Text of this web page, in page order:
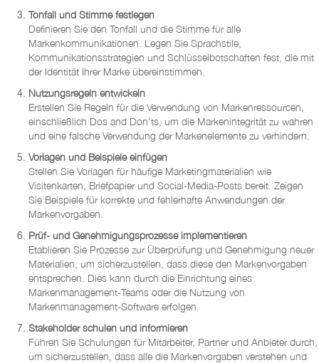
Tonfall und Stimme festlegen
Definieren Sie den Tonfall und die Stimme für alle
Markenkommunikationen. Legen Sie Sprachstile,
Kommunikationsstrategien und Schlüsselbotschaften fest, die mit
der Identität Ihrer Marke übereinstimmen.
Nutzungsregeln entwickeln
Erstellen Sie Regeln für die Verwendung von Markenressourcen,
einschließlich Dos and Don'ts, um die Markenintegrität zu wahren
und eine falsche Verwendung der Markenelemente zu verhindern.
Vorlagen und Beispiele einfügen
Stellen Sie Vorlagen für häufige Marketingmaterialien wie
Visitenkarten, Briefpapier und Social-Media-Posts bereit. Zeigen
Sie Beispiele für korrekte und fehlerhafte Anwendungen der
Markenvorgaben.
Prüf- und Genehmigungsprozesse implementieren
Etablieren Sie Prozesse zur Überprüfung und Genehmigung neuer
Materialien, um sicherzustellen, dass diese den Markenvorgaben
entsprechen. Dies kann durch die Einrichtung eines
Markenmanagement-Teams oder die Nutzung von
Markenmanagement-Software erfolgen.
Stakeholder schulen und informieren
Führen Sie Schulungen für Mitarbeiter, Partner und Anbieter durch,
um sicherzustellen, dass alle die Markenvorgaben verstehen und